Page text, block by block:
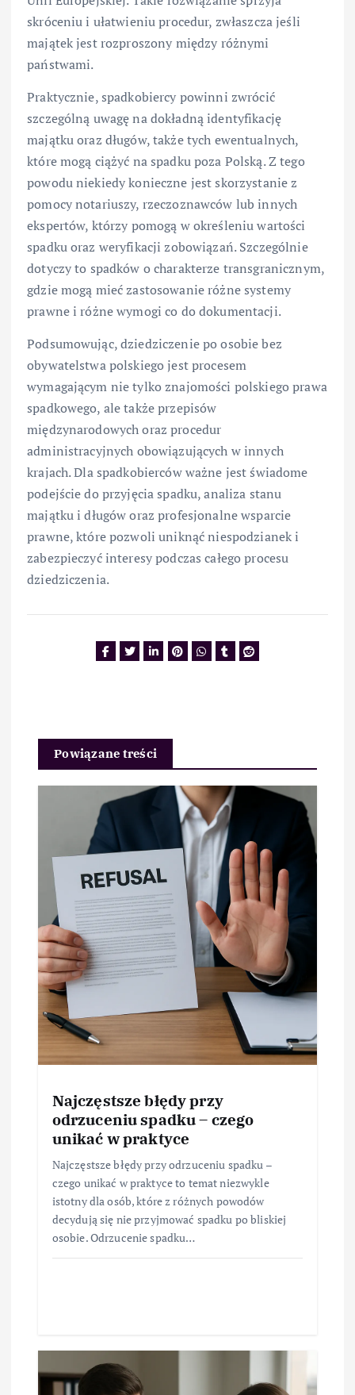
skróceniu i ułatwieniu procedur, zwłaszcza jeśli
majątek jest rozproszony między różnymi
państwami.
Praktycznie, spadkobiercy powinni zwrócić
szczególną uwagę na dokładną identyfikację
majątku oraz długów, także tych ewentualnych,
które mogą ciążyć na spadku poza Polską. Z tego
powodu niekiedy konieczne jest skorzystanie z
pomocy notariuszy, rzeczoznawców lub innych
ekspertów, którzy pomogą w określeniu wartości
spadku oraz weryfikacji zobowiązań. Szczególnie
dotyczy to spadków o charakterze transgranicznym,
gdzie mogą mieć zastosowanie różne systemy
prawne i różne wymogi co do dokumentacji.
Podsumowując, dziedziczenie po osobie bez
obywatelstwa polskiego jest procesem
wymagającym nie tylko znajomości polskiego prawa
spadkowego, ale także przepisów
międzynarodowych oraz procedur
administracyjnych obowiązujących w innych
krajach. Dla spadkobierców ważne jest świadome
podejście do przyjęcia spadku, analiza stanu
majątku i długów oraz profesjonalne wsparcie
prawne, które pozwoli uniknąć niespodzianek i
zabezpieczyć interesy podczas całego procesu
dziedziczenia.
Powiązane treści
Najczęstsze błędy przy
odrzuceniu spadku – czego
unikać w praktyce
Najczęstsze błędy przy odrzuceniu spadku –
czego unikać w praktyce to temat niezwykle
istotny dla osób, które z różnych powodów
decydują się nie przyjmować spadku po bliskiej
osobie. Odrzucenie spadku…